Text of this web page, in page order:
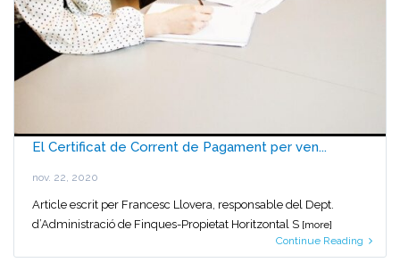
El Certificat de Corrent de Pagament per ven...
nov. 22, 2020
Article escrit per Francesc Llovera, responsable del Dept.
d’Administració de Finques-Propietat Horitzontal S [more]
Continue Reading